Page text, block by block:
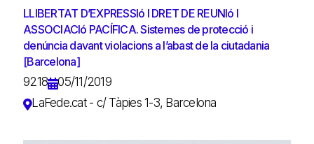
LLIBERTAT D’EXPRESSIó I DRET DE REUNIó I
ASSOCIACIó PACÍFICA. Sistemes de protecció i
denúncia davant violacions a l’abast de la ciutadania
[Barcelona]
9218
05/11/2019
LaFede.cat - c/ Tàpies 1-3, Barcelona